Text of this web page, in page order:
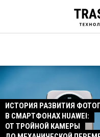
ИСТОРИЯ РАЗВИТИЯ
В СМАРТФОНАХ HUAWEI:
ОТ ТРОЙНОЙ КАМЕРЫ